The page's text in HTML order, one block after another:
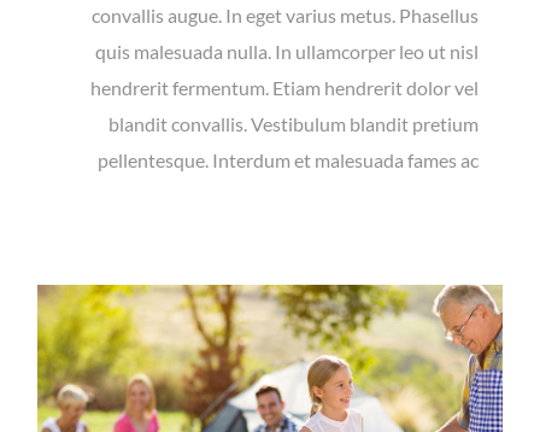
convallis augue. In eget varius metus. Phasellus
quis malesuada nulla. In ullamcorper leo ut nisl
hendrerit fermentum. Etiam hendrerit dolor vel
blandit convallis. Vestibulum blandit pretium
pellentesque. Interdum et malesuada fames ac